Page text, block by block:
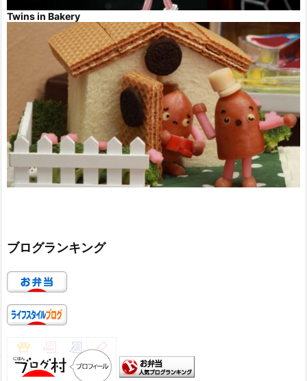
Twins in Bakery
ブログランキング